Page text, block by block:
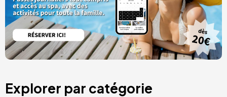
Explorer par catégorie